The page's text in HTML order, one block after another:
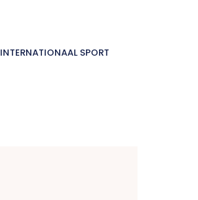
INTERNATIONAAL SPORT